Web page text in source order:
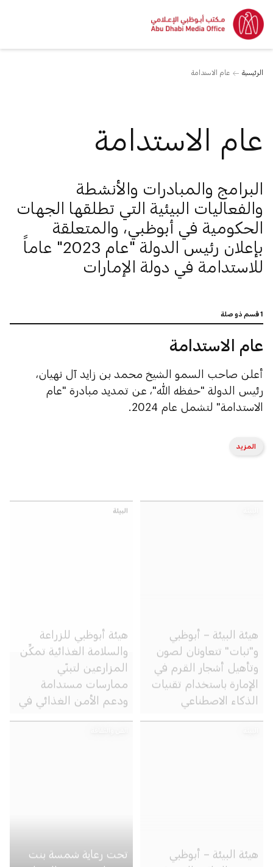
الرئيسية عام الاستدامة
عام الاستدامة
البرامج والمبادرات والأنشطة
والفعاليات البيئية التي تطلقها الجهات
الحكومية في أبوظبي، والمتعلقة
بإعلان رئيس الدولة "عام 2023" عاماً
للاستدامة في دولة الإمارات
1 قسم ذو صلة
عام الاستدامة
أعلن صاحب السمو الشيخ محمد بن زايد آل نهيان،
رئيس الدولة "حفظه الله"، عن تمديد مبادرة "عام
الاستدامة" لتشمل عام 2024.
المزيد
البيئة
هيئة البيئة – أبوظبي
و"نبات" تتعاونان لصون
وتأهيل أشجار القرم في
الإمارة باستخدام تقنيات
الذكاء الاصطناعي
البيئة
هيئة أبوظبي للزراعة
والسلامة الغذائية تمكِّن
المزارعين لتبنّي
ممارسات مستدامة
ودعم الأمن الغذائي في
أبوظبي
البيئة
هيئة البيئة – أبوظبي
تحصد الجائزة العربية
الفن والثقافة
تحت رعاية شمسة بنت
حمدان.. عرض العمل